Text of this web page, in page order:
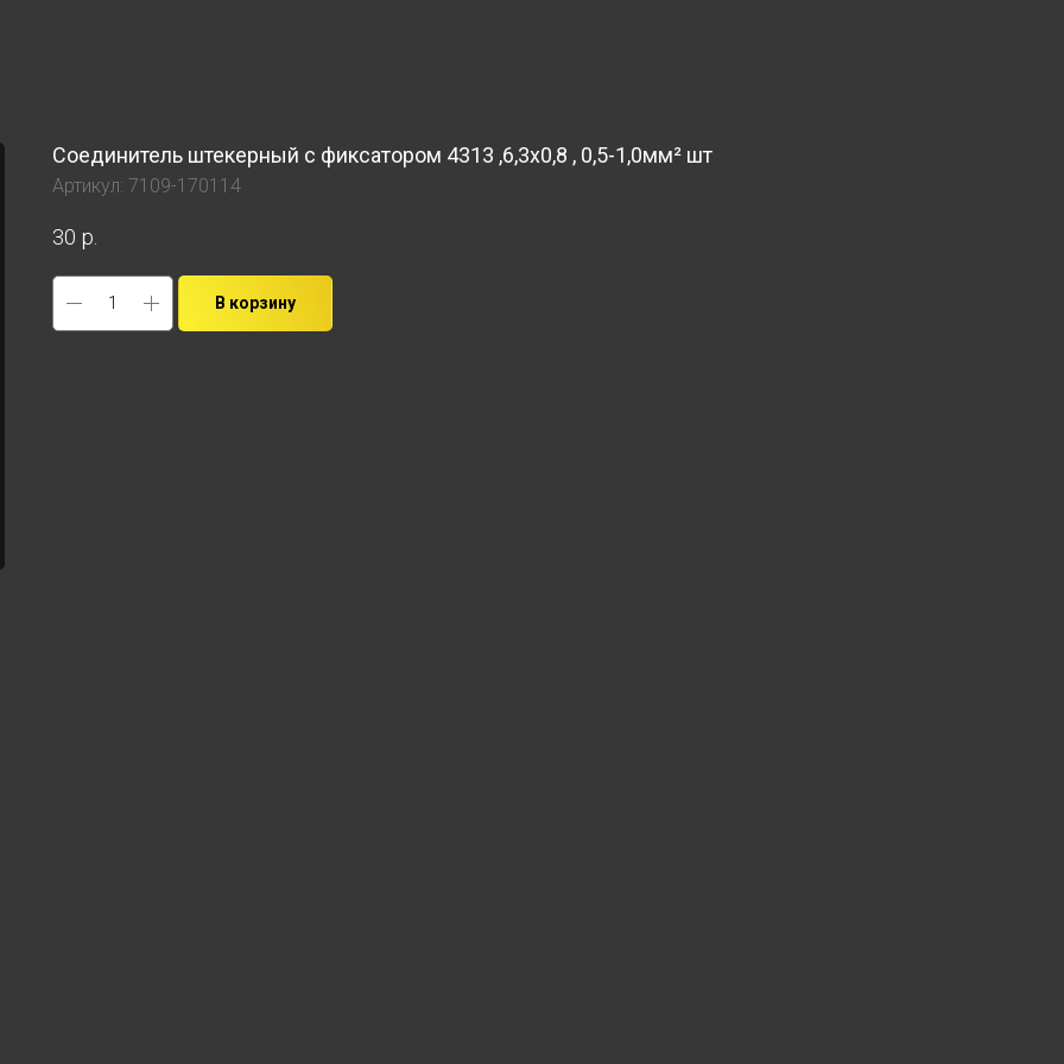
Соединитель штекерный с фиксатором 4313 ,6,3x0,8 , 0,5-1,0мм² шт
Артикул: 7109-170114
30 р.
В корзину